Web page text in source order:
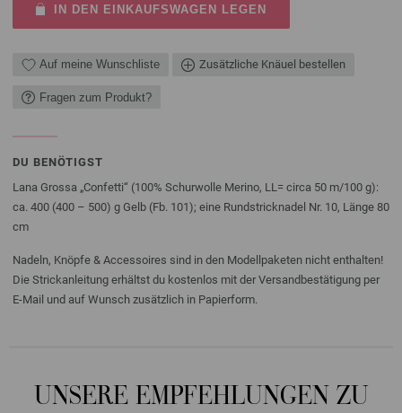
IN DEN EINKAUFSWAGEN LEGEN
Auf meine Wunschliste Zusätzliche Knäuel bestellen
Fragen zum Produkt?
DU BENÖTIGST
Lana Grossa „Confetti“ (100% Schurwolle Merino, LL= circa 50 m/100 g):
ca. 400 (400 – 500) g Gelb (Fb. 101); eine Rundstricknadel Nr. 10, Länge 80
cm
Nadeln, Knöpfe & Accessoires sind in den Modellpaketen nicht enthalten!
Die Strickanleitung erhältst du kostenlos mit der Versandbestätigung per
E-Mail und auf Wunsch zusätzlich in Papierform.
UNSERE EMPFEHLUNGEN ZU